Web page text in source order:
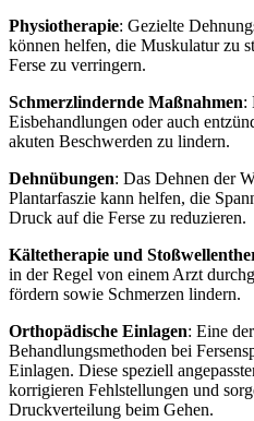
Physiotherapie: Gezielte
können helfen, die Muskulatur zu
Ferse zu verringern.
Schmerzlindernde Maßnahmen:
Eisbehandlungen oder auch
akuten Beschwerden zu lindern.
Dehnübungen: Das Dehnen der
Plantarfaszie kann helfen, die
Druck auf die Ferse zu reduzieren.
Kältetherapie und
in der Regel von einem Arzt
fördern sowie Schmerzen lindern.
Orthopädische Einlagen: Eine
Behandlungsmethoden bei
Einlagen. Diese speziell
korrigieren Fehlstellungen und
Druckverteilung beim Gehen.